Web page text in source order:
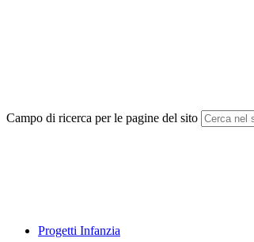
Campo di ricerca per le pagine del sito
Progetti Infanzia